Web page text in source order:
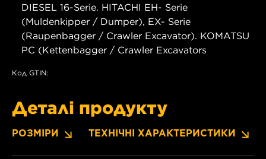
DIESEL 16-Serie. HITACHI EH- Serie
(Muldenkipper / Dumper), EX- Serie
(Raupenbagger / Crawler Excavator). KOMATSU
PC (Kettenbagger / Crawler Excavators
Код GTIN:
Деталі продукту
РОЗМІРИ ТЕХНІЧНІ ХАРАКТЕРИСТИКИ